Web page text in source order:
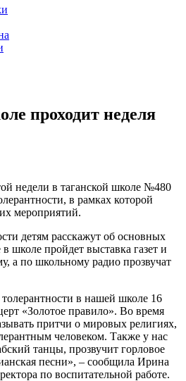
проходит неделя
недели в таганской школе №480
в рамках которой
мероприятий.
детям расскажут об основных
школе пройдет выставка газет и
а по школьному радио прозвучат
в нашей школе 16
«Золотое правило». Во время
притчи о мировых религиях,
человеком. Также у нас
танцы, прозвучит горловое
песни», – сообщила Ирина
по воспитательной работе.